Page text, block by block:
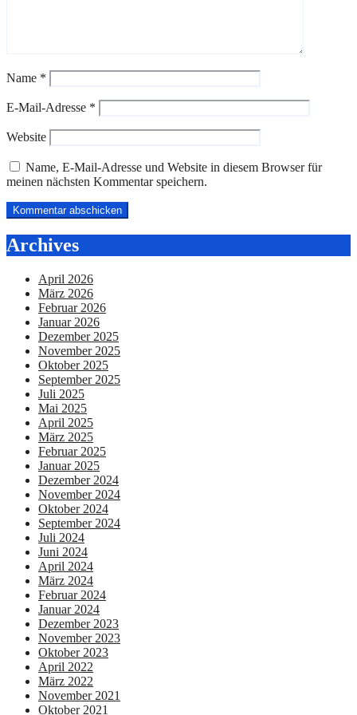
Name *
E-Mail-Adresse *
Website
Name, E-Mail-Adresse und Website in diesem Browser für
meinen nächsten Kommentar speichern.
Archives
April 2026
März 2026
Februar 2026
Januar 2026
Dezember 2025
November 2025
Oktober 2025
September 2025
Juli 2025
Mai 2025
April 2025
März 2025
Februar 2025
Januar 2025
Dezember 2024
November 2024
Oktober 2024
September 2024
Juli 2024
Juni 2024
April 2024
März 2024
Februar 2024
Januar 2024
Dezember 2023
November 2023
Oktober 2023
April 2022
März 2022
November 2021
Oktober 2021